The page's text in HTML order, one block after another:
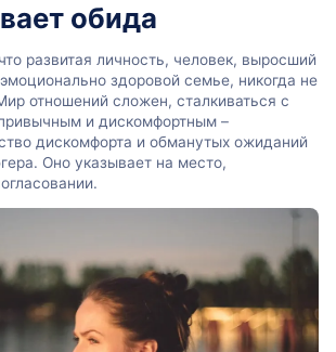
обида
развитая личность, человек, выросший
здоровой семье, никогда не
отношений сложен, сталкиваться с
и дискомфортным –
дискомфорта и обманутых ожиданий
Оно указывает на место,